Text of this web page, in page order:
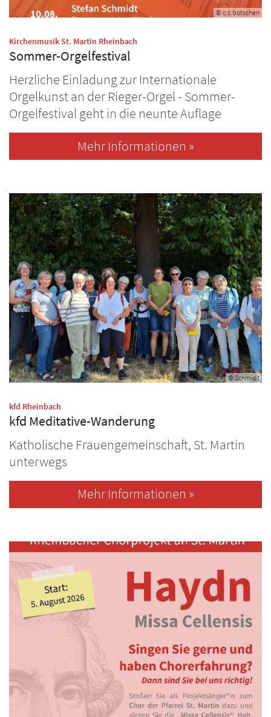
© c.s.botschen
Kirchenmusik St. Martin Rheinbach
Sommer-Orgelfestival
Herzliche Einladung zur Internationale
Orgelkunst an der Rieger-Orgel - Sommer-
Orgelfestival geht in die neunte Auflage
Mehr Informationen »
© Schmidt
kfd Rheinbach
kfd Meditative-Wanderung
Katholische Frauengemeinschaft, St. Martin
unterwegs
Mehr Informationen »